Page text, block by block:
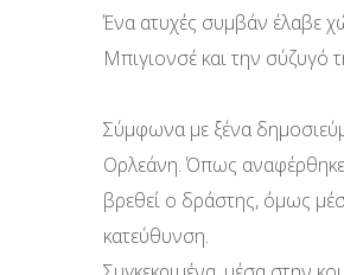
Ένα ατυχές συμβάν έλαβε
Μπιγιονσέ και την σύζυγό
Σύμφωνα με ξένα
Ορλεάνη. Όπως αναφέρθηκε,
βρεθεί ο δράστης, όμως
κατεύθυνση.